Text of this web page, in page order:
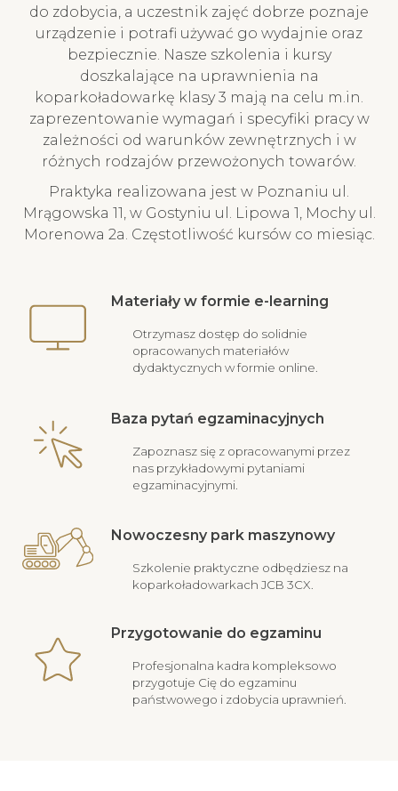
do zdobycia, a uczestnik zajęć dobrze poznaje
urządzenie i potrafi używać go wydajnie oraz
bezpiecznie. Nasze szkolenia i kursy
doszkalające na uprawnienia na
koparkoładowarkę klasy 3 mają na celu m.in.
zaprezentowanie wymagań i specyfiki pracy w
zależności od warunków zewnętrznych i w
różnych rodzajów przewożonych towarów.
Praktyka realizowana jest w Poznaniu ul.
Mrągowska 11, w Gostyniu ul. Lipowa 1, Mochy ul.
Morenowa 2a. Częstotliwość kursów co miesiąc.
Materiały w formie e-learning
Otrzymasz dostęp do solidnie
opracowanych materiałów
dydaktycznych w formie online.
Baza pytań egzaminacyjnych
Zapoznasz się z opracowanymi przez
nas przykładowymi pytaniami
egzaminacyjnymi.
Nowoczesny park maszynowy
Szkolenie praktyczne odbędziesz na
koparkoładowarkach JCB 3CX.
Przygotowanie do egzaminu
Profesjonalna kadra kompleksowo
przygotuje Cię do egzaminu
państwowego i zdobycia uprawnień.